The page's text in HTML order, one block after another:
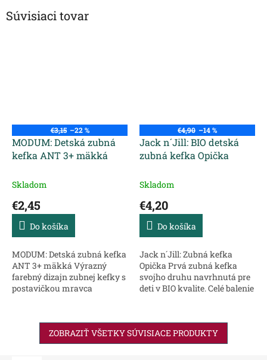
Súvisiaci tovar
€3,15 –22 %
MODUM: Detská zubná
kefka ANT 3+ mäkká
Skladom
€2,45
Do košíka
MODUM: Detská zubná kefka
ANT 3+ mäkká Výrazný
farebný dizajn zubnej kefky s
postavičkou mravca
dutinu zábavnou a
príjemnou aktivitou....
€4,90 –14 %
Jack n´Jill: BIO detská
zubná kefka Opička
Skladom
€4,20
Do košíka
Jack n´Jill: Zubná kefka
Opička Prvá zubná kefka
svojho druhu navrhnutá pre
deti v BIO kvalite. Celé balenie
a okienko zo...
ZOBRAZIŤ VŠETKY SÚVISIACE PRODUKTY